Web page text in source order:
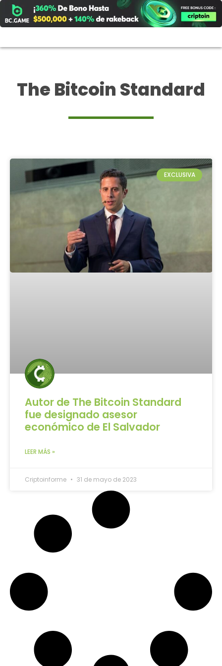
al
contenido
The Bitcoin Standard
EXCLUSIVA
Autor de The Bitcoin Standard
fue designado asesor
económico de El Salvador
LEER MÁS »
Criptoinforme 31 de mayo de 2023